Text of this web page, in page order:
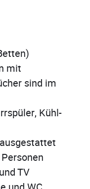
mit
sind im
Kühl-
TV